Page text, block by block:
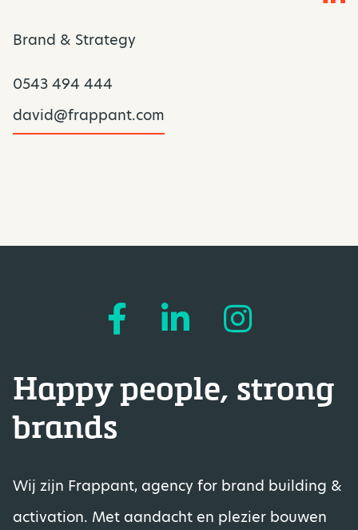
Brand & Strategy
0543 494 444
david@frappant.com
Happy people, strong
brands
Wij zijn Frappant, agency for brand building &
activation. Met aandacht en plezier bouwen